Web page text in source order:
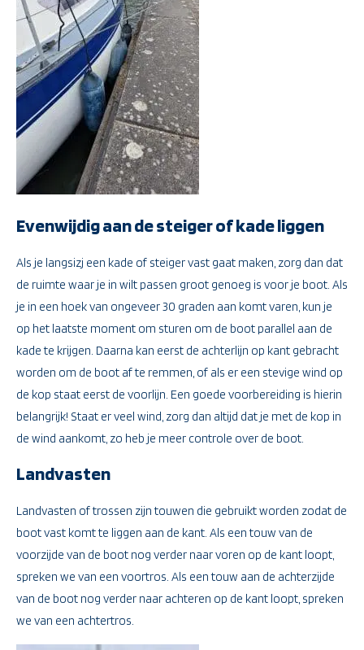
Evenwijdig aan de steiger of kade liggen
Als je langsizj een kade of steiger vast gaat maken, zorg dan dat
de ruimte waar je in wilt passen groot genoeg is voor je boot. Als
je in een hoek van ongeveer 30 graden aan komt varen, kun je
op het laatste moment om sturen om de boot parallel aan de
kade te krijgen. Daarna kan eerst de achterlijn op kant gebracht
worden om de boot af te remmen, of als er een stevige wind op
de kop staat eerst de voorlijn. Een goede voorbereiding is hierin
belangrijk! Staat er veel wind, zorg dan altijd dat je met de kop in
de wind aankomt, zo heb je meer controle over de boot.
Landvasten
Landvasten of trossen zijn touwen die gebruikt worden zodat de
boot vast komt te liggen aan de kant. Als een touw van de
voorzijde van de boot nog verder naar voren op de kant loopt,
spreken we van een voortros. Als een touw aan de achterzijde
van de boot nog verder naar achteren op de kant loopt, spreken
we van een achtertros.